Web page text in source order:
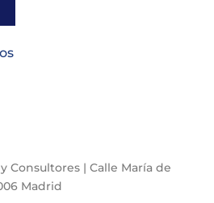
Consultores | Calle María de
Madrid